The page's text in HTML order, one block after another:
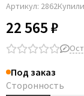
Артикул: 2862
22 565 ₽
Под заказ
Сторонность